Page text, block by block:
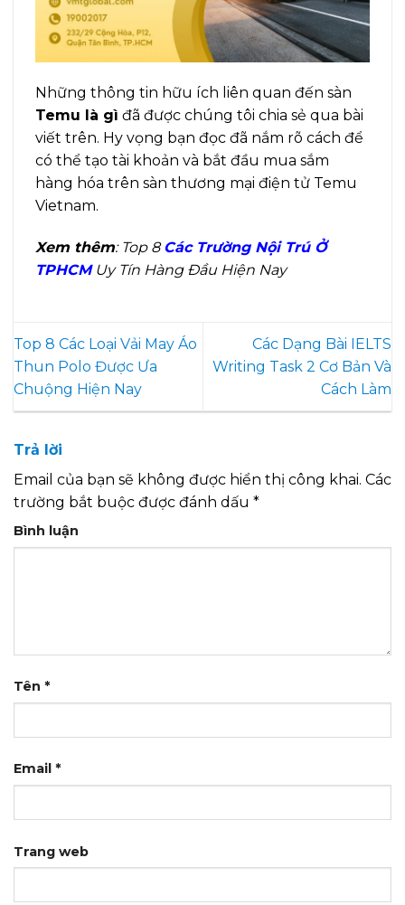
Những thông tin hữu ích liên quan đến sàn
Temu là gì đã được chúng tôi chia sẻ qua bài
viết trên. Hy vọng bạn đọc đã nắm rõ cách để
có thể tạo tài khoản và bắt đầu mua sắm
hàng hóa trên sàn thương mại điện tử Temu
Vietnam.
Xem thêm: Top 8Các Trường Nội Trú Ở
TPHCMUy Tín Hàng Đầu Hiện Nay
Top 8 Các Loại Vải May Áo
Thun Polo Được Ưa
Chuộng Hiện Nay
Các Dạng Bài IELTS
Writing Task 2 Cơ Bản Và
Cách Làm
Trả lời
Email của bạn sẽ không được hiển thị công khai. Các
trường bắt buộc được đánh dấu *
Bình luận
Tên *
Email *
Trang web